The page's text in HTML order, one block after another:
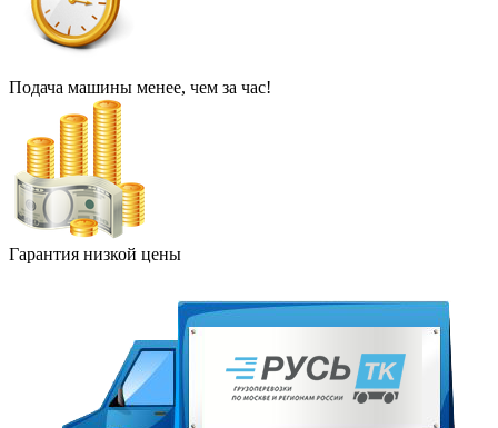
Подача машины менее, чем за час!
Гарантия низкой цены